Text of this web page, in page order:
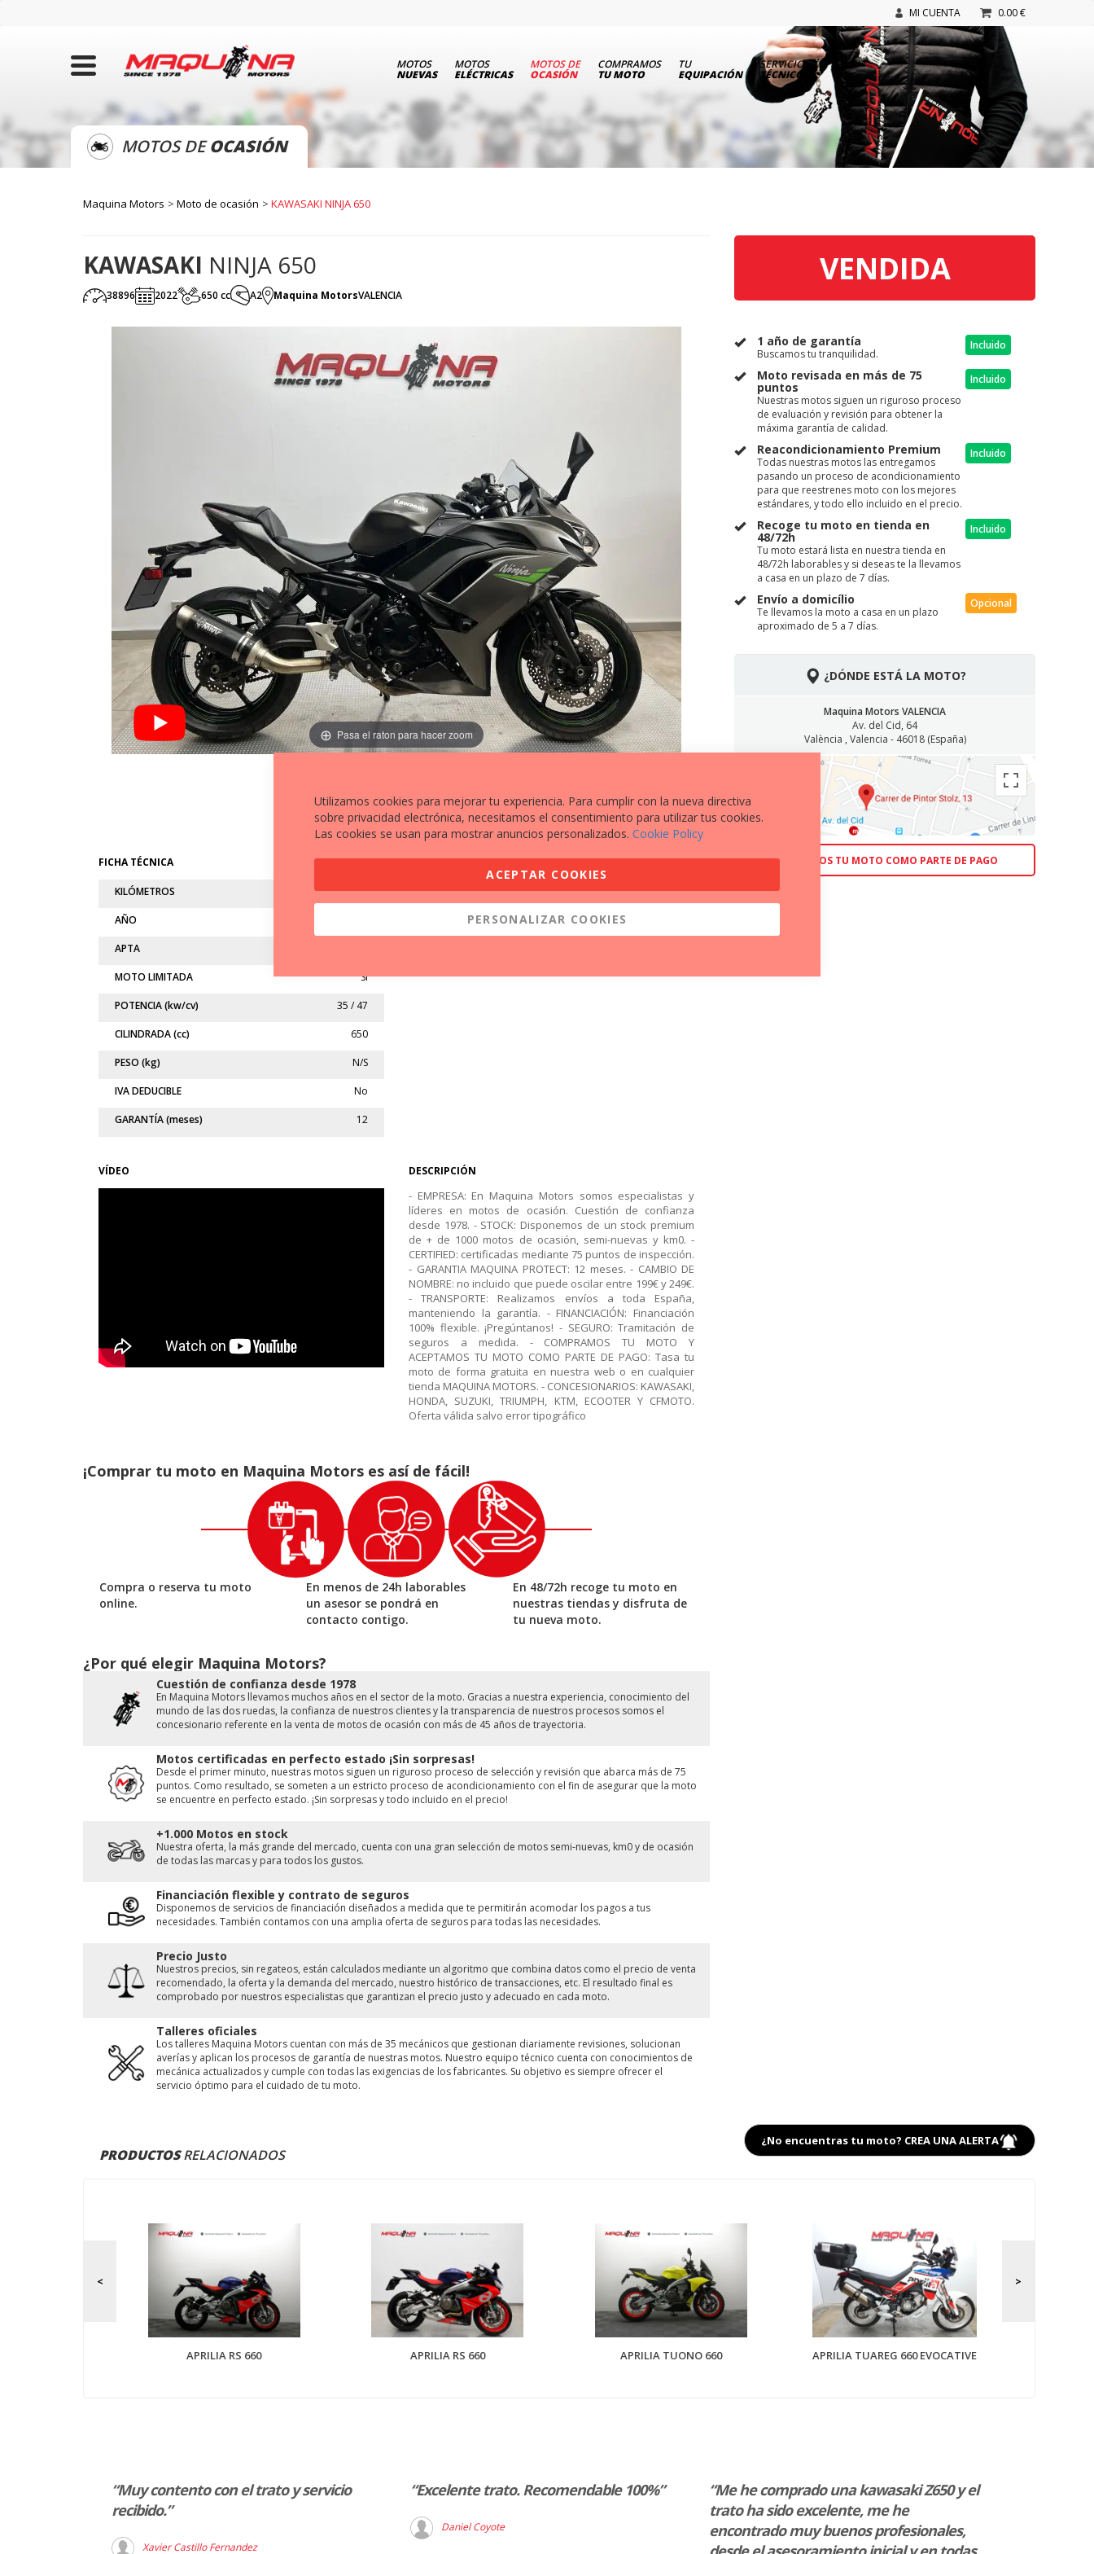
MI CUENTA 0.00 €
MOTOS
NUEVAS
MOTOS
ELÉCTRICAS
MOTOS DE
OCASIÓN
COMPRAMOS
TU MOTO
TU
EQUIPACIÓN
SERVICIO
TÉCNICO
MOTOS DEOCASIÓN
Maquina Motors Moto de ocasión KAWASAKI NINJA 650
KAWASAKI NINJA 650
38896 2022 650 cc A2 Maquina MotorsVALENCIA
VENDIDA
1 año de garantía
Buscamos tu tranquilidad.
Incluido
Moto revisada en más de 75
puntos
Nuestras motos siguen un riguroso proceso
de evaluación y revisión para obtener la
máxima garantía de calidad.
Incluido
Reacondicionamiento Premium
Todas nuestras motos las entregamos
pasando un proceso de acondicionamiento
para que reestrenes moto con los mejores
estándares, y todo ello incluido en el precio.
Incluido
Recoge tu moto en tienda en
48/72h
Tu moto estará lista en nuestra tienda en
48/72h laborables y si deseas te la llevamos
a casa en un plazo de 7 días.
Incluido
Envío a domicílio
Te llevamos la moto a casa en un plazo
aproximado de 5 a 7 días.
Opcional
¿DÓNDE ESTÁ LA MOTO?
Maquina Motors VALENCIA
Av. del Cid, 64
València , Valencia - 46018 (España)
ACEPTAMOS TU MOTO COMO PARTE DE PAGO
Pasa el raton para hacer zoom
FICHA TÉCNICA
KILÓMETROS 38.896
AÑO
APTA
MOTO LIMITADA Sí
POTENCIA (kw/cv) 35 / 47
CILINDRADA (cc) 650
PESO (kg) N/S
IVA DEDUCIBLE No
GARANTÍA (meses) 12
EXTRAS A DESTACAR
VÍDEO DESCRIPCIÓN
- EMPRESA: En Maquina Motors somos especialistas y
líderes en motos de ocasión. Cuestión de confianza
desde 1978. - STOCK: Disponemos de un stock premium
de + de 1000 motos de ocasión, semi-nuevas y km0. -
CERTIFIED: certificadas mediante 75 puntos de inspección.
- GARANTIA MAQUINA PROTECT: 12 meses. - CAMBIO DE
NOMBRE: no incluido que puede oscilar entre 199€ y 249€.
- TRANSPORTE: Realizamos envíos a toda España,
manteniendo la garantía. - FINANCIACIÓN: Financiación
100% flexible. ¡Pregúntanos! - SEGURO: Tramitación de
seguros a medida. - COMPRAMOS TU MOTO Y
ACEPTAMOS TU MOTO COMO PARTE DE PAGO: Tasa tu
moto de forma gratuita en nuestra web o en cualquier
tienda MAQUINA MOTORS. - CONCESIONARIOS: KAWASAKI,
HONDA, SUZUKI, TRIUMPH, KTM, ECOOTER Y CFMOTO.
Oferta válida salvo error tipográfico
¡Comprar tu moto en Maquina Motors es así de fácil!
Compra o reserva tu moto
online.
En menos de 24h laborables
un asesor se pondrá en
contacto contigo.
En 48/72h recoge tu moto en
nuestras tiendas y disfruta de
tu nueva moto.
¿Por qué elegir Maquina Motors?
Cuestión de conﬁanza desde 1978
En Maquina Motors llevamos muchos años en el sector de la moto. Gracias a nuestra experiencia, conocimiento del
mundo de las dos ruedas, la conﬁanza de nuestros clientes y la transparencia de nuestros procesos somos el
concesionario referente en la venta de motos de ocasión con más de 45 años de trayectoria.
Motos certificadas en perfecto estado ¡Sin sorpresas!
Desde el primer minuto, nuestras motos siguen un riguroso proceso de selección y revisión que abarca más de 75
puntos. Como resultado, se someten a un estricto proceso de acondicionamiento con el fin de asegurar que la moto
se encuentre en perfecto estado. ¡Sin sorpresas y todo incluido en el precio!
+1.000 Motos en stock
Nuestra oferta, la más grande del mercado, cuenta con una gran selección de motos semi-nuevas, km0 y de ocasión
de todas las marcas y para todos los gustos.
Financiación flexible y contrato de seguros
Disponemos de servicios de financiación diseñados a medida que te permitirán acomodar los pagos a tus
necesidades. También contamos con una amplia oferta de seguros para todas las necesidades.
Precio Justo
Nuestros precios, sin regateos, están calculados mediante un algoritmo que combina datos como el precio de venta
recomendado, la oferta y la demanda del mercado, nuestro histórico de transacciones, etc. El resultado final es
comprobado por nuestros especialistas que garantizan el precio justo y adecuado en cada moto.
Talleres oficiales
Los talleres Maquina Motors cuentan con más de 35 mecánicos que gestionan diariamente revisiones, solucionan
averías y aplican los procesos de garantía de nuestras motos. Nuestro equipo técnico cuenta con conocimientos de
mecánica actualizados y cumple con todas las exigencias de los fabricantes. Su objetivo es siempre ofrecer el
servicio óptimo para el cuidado de tu moto.
¿No encuentras tu moto? CREA UNA ALERTA
PRODUCTOSRELACIONADOS
APRILIA RS 660 APRILIA RS 660 APRILIA TUONO 660 APRILIA TUAREG 660 EVOCATIVE
“Muy contento con el trato y servicio
recibido.”
Xavier Castillo Fernandez
“Excelente trato. Recomendable 100%”
Daniel Coyote
“Me he comprado una kawasaki Z650 y el
trato ha sido excelente, me he
encontrado muy buenos profesionales,
Utilizamos cookies para mejorar tu experiencia. Para cumplir con la nueva directiva
sobre privacidad electrónica, necesitamos el consentimiento para utilizar tus cookies.
Las cookies se usan para mostrar anuncios personalizados. Cookie Policy
ACEPTAR COOKIES
PERSONALIZAR COOKIES